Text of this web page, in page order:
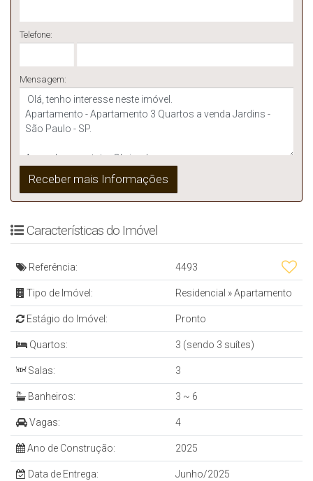
Telefone:
Mensagem:
Características do Imóvel
Referência: 4493
Tipo de Imóvel: Residencial »Apartamento
Estágio do Imóvel: Pronto
Quartos: 3 (sendo 3 suítes)
Salas: 3
Banheiros: 3 ~ 6
Vagas: 4
Ano de Construção: 2025
Data de Entrega: Junho/2025